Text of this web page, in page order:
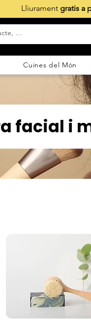
Lliurament gratis a
Cuines del Món
facial i